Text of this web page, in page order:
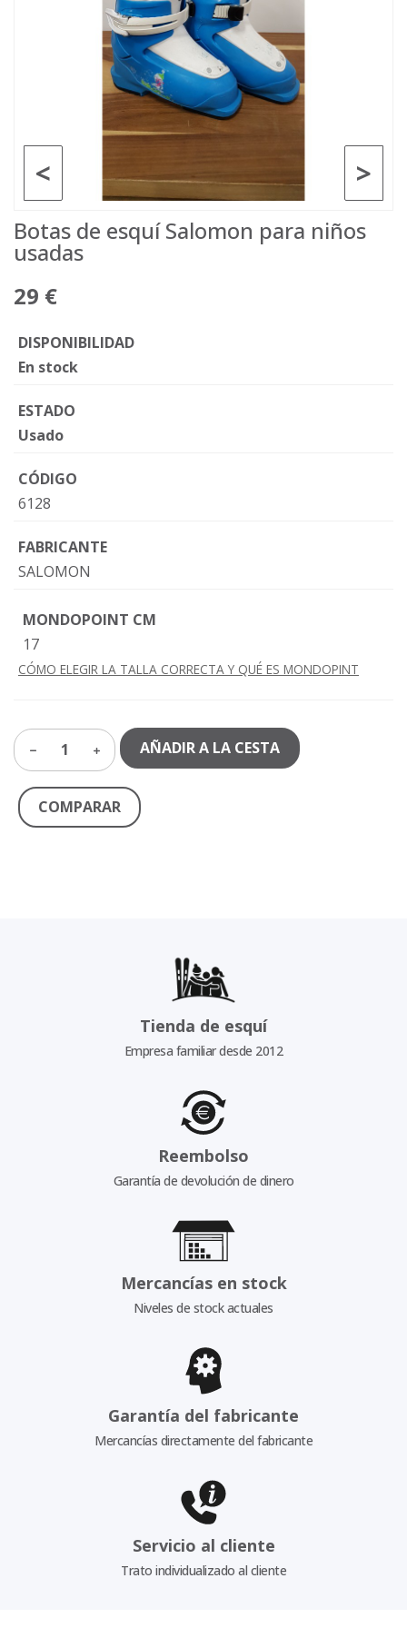
>
<
Botas de esquí Salomon para niños
usadas
29 €
DISPONIBILIDAD
En stock
ESTADO
Usado
CÓDIGO
6128
FABRICANTE
SALOMON
MONDOPOINT CM
17
CÓMO ELEGIR LA TALLA CORRECTA Y QUÉ ES MONDOPINT
1 AÑADIR A LA CESTA
COMPARAR
Tienda de esquí
Empresa familiar desde 2012
Reembolso
Garantía de devolución de dinero
Mercancías en stock
Niveles de stock actuales
Garantía del fabricante
Mercancías directamente del fabricante
Servicio al cliente
Trato individualizado al cliente